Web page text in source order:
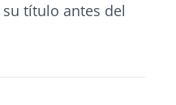
título antes del